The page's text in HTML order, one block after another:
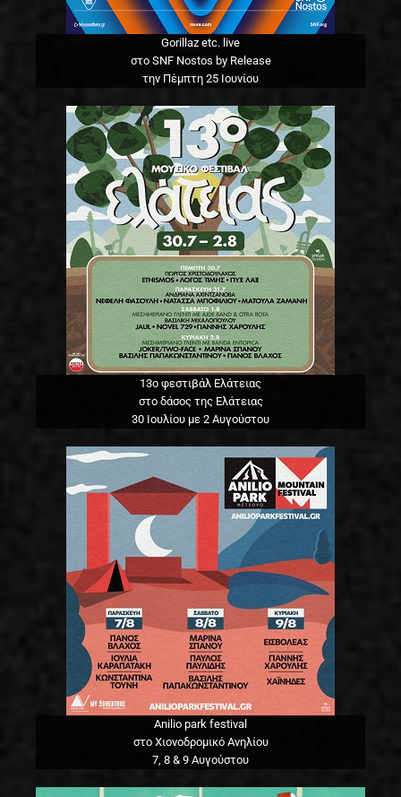
Gorillaz etc. live
στο SNF Nostos by Release
την Πέμπτη 25 Ιουνίου
13o φεστιβάλ Ελάτειας
στο δάσος της Ελάτειας
30 Ιουλίου με 2 Αυγούστου
Anilio park festival
στο Χιονοδρομικό Ανηλίου
7, 8 & 9 Αυγούστου